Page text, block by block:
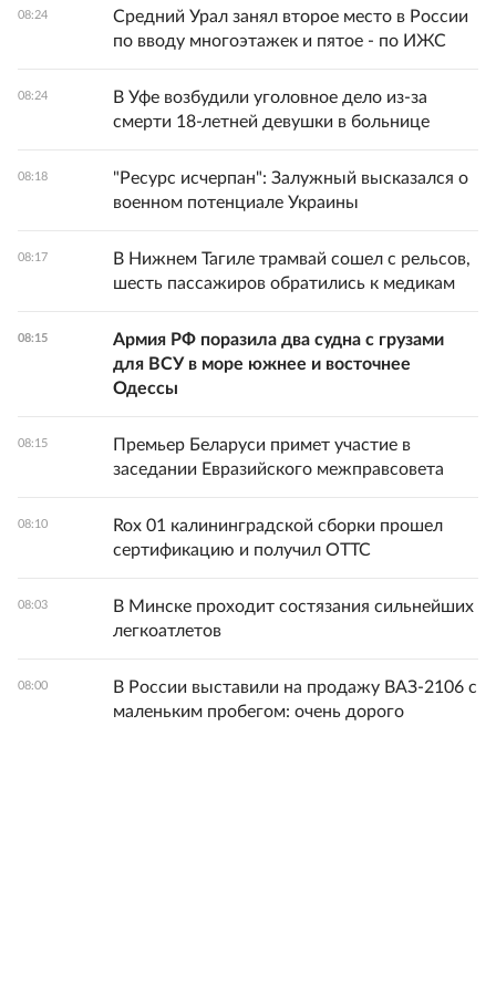
08:24
Средний Урал занял второе место в России
по вводу многоэтажек и пятое - по ИЖС
08:24
В Уфе возбудили уголовное дело из-за
смерти 18-летней девушки в больнице
08:18
"Ресурс исчерпан": Залужный высказался о
военном потенциале Украины
08:17
В Нижнем Тагиле трамвай сошел с рельсов,
шесть пассажиров обратились к медикам
08:15
Армия РФ поразила два судна с грузами
для ВСУ в море южнее и восточнее
Одессы
08:15
Премьер Беларуси примет участие в
заседании Евразийского межправсовета
08:10
Rox 01 калининградской сборки прошел
сертификацию и получил ОТТС
08:03
В Минске проходит состязания сильнейших
легкоатлетов
08:00
В России выставили на продажу ВАЗ-2106 с
маленьким пробегом: очень дорого